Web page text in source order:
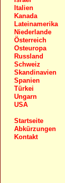
Italien
Kanada
Lateinamerika
Niederlande
Österreich
Osteuropa
Russland
Schweiz
Skandinavien
Spanien
Türkei
Ungarn
USA
Startseite
Abkürzungen
Kontakt